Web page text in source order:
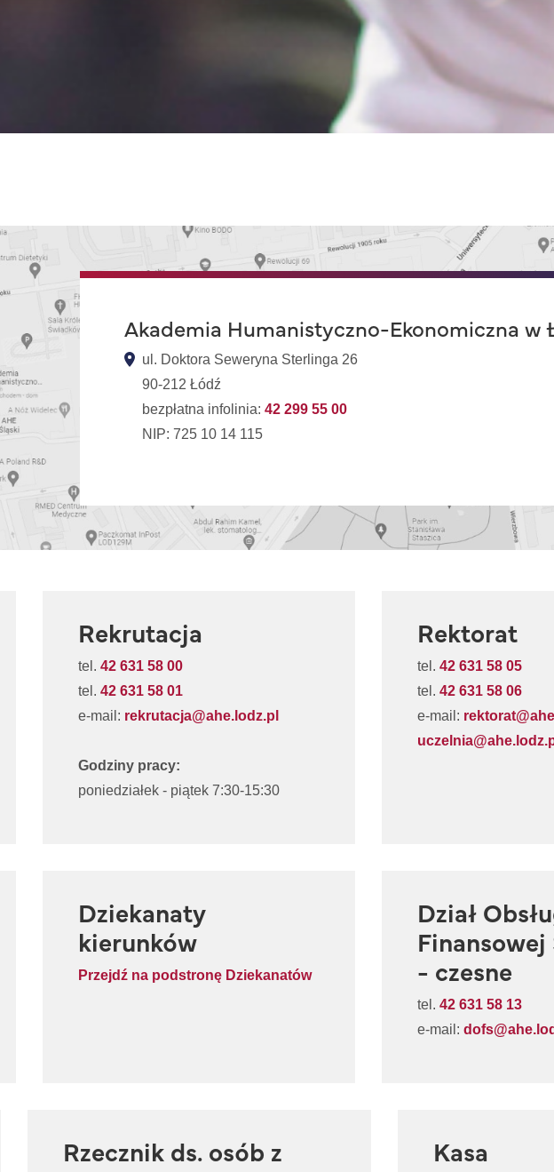
Akademia Humanistyczno-Ekonomiczna w
ul. Doktora Seweryna Sterlinga 26
90-212 Łódź
bezpłatna infolinia:42 299 55 00
NIP: 725 10 14 115
Rekrutacja
tel. 42 631 58 00
tel. 42 631 58 01
e-mail: rekrutacja@ahe.lodz.pl
Godziny pracy:
poniedziałek - piątek 7:30-15:30
Rektorat
tel. 42 631 58 05
tel. 42 631 58 06
e-mail:
Dziekanaty
kierunków
Przejdź na podstronę Dziekanatów
Dział
- czesne
tel. 42 631 58 13
e-mail:
Rzecznik ds. osób z
Kasa